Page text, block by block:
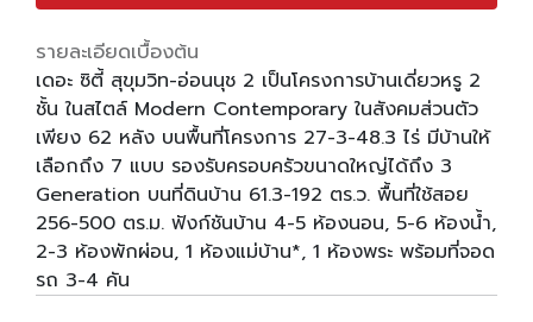
รายละเอียดเบื้องต้น
เดอะ ซิตี้ สุขุมวิท-อ่อนนุช 2 เป็นโครงการบ้านเดี่ยวหรู 2
ชั้น ในสไตล์ Modern Contemporary ในสังคมส่วนตัว
เพียง 62 หลัง บนพื้นที่โครงการ 27-3-48.3 ไร่ มีบ้านให้
เลือกถึง 7 แบบ รองรับครอบครัวขนาดใหญ่ได้ถึง 3
Generation บนที่ดินบ้าน 61.3-192 ตร.ว. พื้นที่ใช้สอย
256-500 ตร.ม. ฟังก์ชันบ้าน 4-5 ห้องนอน, 5-6 ห้องน้ำ,
2-3 ห้องพักผ่อน, 1 ห้องแม่บ้าน*, 1 ห้องพระ พร้อมที่จอด
รถ 3-4 คัน